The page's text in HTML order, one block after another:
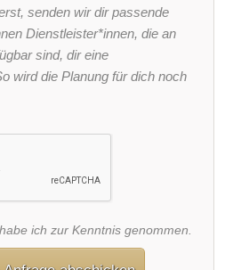
senden wir dir passende
Dienstleister*innen, die an
sind, dir eine
wird die Planung für dich noch
ich zur Kenntnis genommen.